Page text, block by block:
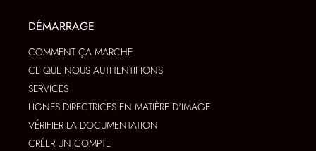
DÉMARRAGE
COMMENT ÇA MARCHE
CE QUE NOUS AUTHENTIFIONS
SERVICES
LIGNES DIRECTRICES EN MATIÈRE D'IMAGE
VÉRIFIER LA DOCUMENTATION
CRÉER UN COMPTE